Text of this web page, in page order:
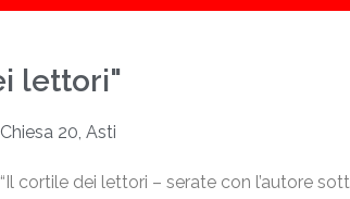
lettori"
20, Asti
cortile dei lettori – serate con l’autore